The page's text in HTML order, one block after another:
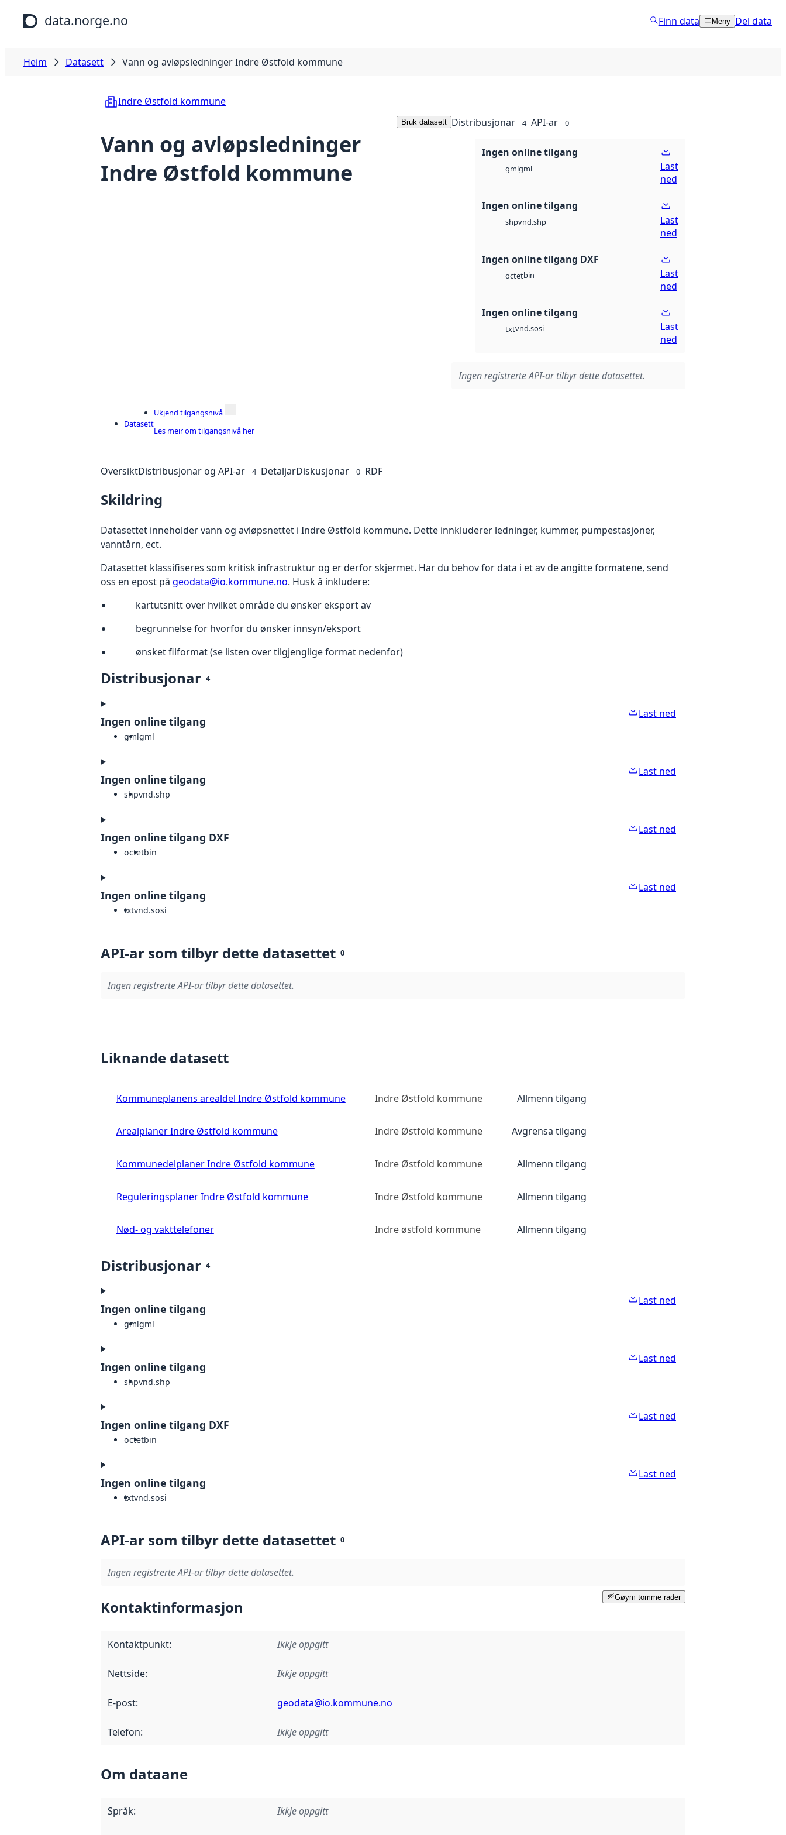
Hopp til hovudinnhald
data.norge.no Finn data Meny Del data
Heim Datasett Vann og avløpsledninger Indre Østfold kommune
Indre Østfold kommune
Vann og avløpsledninger
Indre Østfold kommune
Bruk datasett Distribusjonar 4 API-ar 0
Ingen online tilgang
gmlgml
Last
ned
Ingen online tilgang
shpvnd.shp
Last
ned
Ingen online tilgang DXF
octetbin
Last
ned
Ingen online tilgang
txtvnd.sosi
Last
ned
Ingen registrerte API-ar tilbyr dette datasettet.
Datasett
Ukjend tilgangsnivå
Les meir om tilgangsnivå her
OversiktDistribusjonar og API-ar 4 DetaljarDiskusjonar 0 RDF
Skildring
Datasettet inneholder vann og avløpsnettet i Indre Østfold kommune. Dette innkluderer ledninger, kummer, pumpestasjoner,
vanntårn, ect.
Datasettet klassifiseres som kritisk infrastruktur og er derfor skjermet. Har du behov for data i et av de angitte formatene, send
oss en epost på geodata@io.kommune.no. Husk å inkludere:
kartutsnitt over hvilket område du ønsker eksport av
begrunnelse for hvorfor du ønsker innsyn/eksport
ønsket filformat (se listen over tilgjenglige format nedenfor)
Distribusjonar 4
Ingen online tilgang
gmlgml
Last ned
Ingen online tilgang
shpvnd.shp
Last ned
Ingen online tilgang DXF
octetbin
Last ned
Ingen online tilgang
txtvnd.sosi
Last ned
API-ar som tilbyr dette datasettet 0
Ingen registrerte API-ar tilbyr dette datasettet.
Liknande datasett
Kommuneplanens arealdel Indre Østfold kommune Indre Østfold kommune Allmenn tilgang
Arealplaner Indre Østfold kommune Indre Østfold kommune Avgrensa tilgang
Kommunedelplaner Indre Østfold kommune Indre Østfold kommune Allmenn tilgang
Reguleringsplaner Indre Østfold kommune Indre Østfold kommune Allmenn tilgang
Nød- og vakttelefoner Indre østfold kommune Allmenn tilgang
Distribusjonar 4
Ingen online tilgang
gmlgml
Last ned
Ingen online tilgang
shpvnd.shp
Last ned
Ingen online tilgang DXF
octetbin
Last ned
Ingen online tilgang
txtvnd.sosi
Last ned
API-ar som tilbyr dette datasettet 0
Ingen registrerte API-ar tilbyr dette datasettet.
Gøym tomme rader
Kontaktinformasjon
Kontaktpunkt: Ikkje oppgitt
Nettside: Ikkje oppgitt
E-post: geodata@io.kommune.no
Telefon: Ikkje oppgitt
Om dataane
Språk: Ikkje oppgitt